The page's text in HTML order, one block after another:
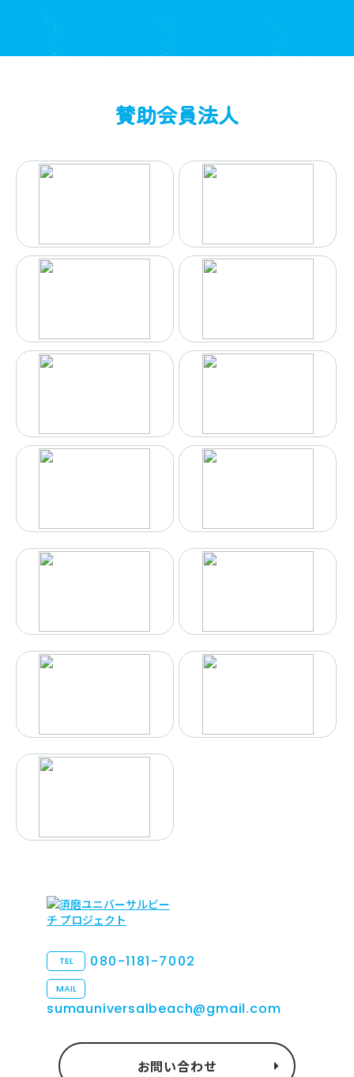
賛助会員法人
TEL 080-1181-7002
MAIL
sumauniversalbeach@gmail.com
お問い合わせ